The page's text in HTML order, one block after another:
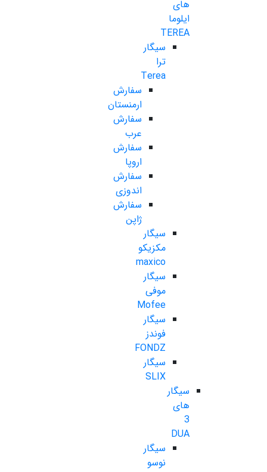
های
ایلوما
TEREA
سیگار
ترا
Terea
سفارش
ارمنستان
سفارش
عرب
سفارش
اروپا
سفارش
اندوزی
سفارش
ژاپن
سیگار
مکزیکو
maxico
سیگار
موفی
Mofee
سیگار
فوندز
FONDZ
سیگار
SLIX
سیگار
های
3
DUA
سیگار
نوسو